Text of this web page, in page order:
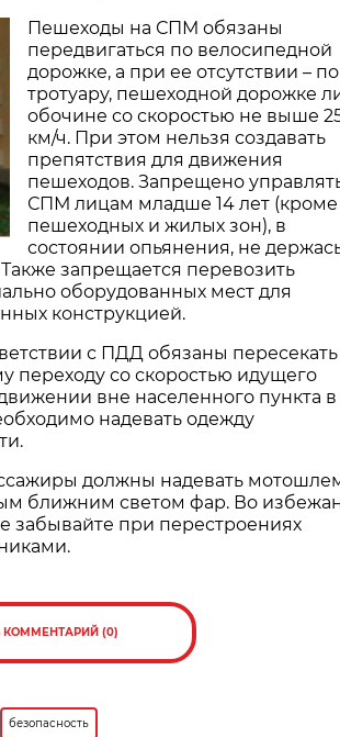
Пешеходы на СПМ обязаны
передвигаться по велосипедной
дорожке, а при ее отсутствии – по
тротуару, пешеходной дорожке
обочине со скоростью не выше
км/ч. При этом нельзя создавать
препятствия для движения
пешеходов. Запрещено
СПМ лицам младше 14 лет (кроме
пешеходных и жилых зон), в
состоянии опьянения, не
запрещается перевозить
оборудованных мест для
конструкцией.
с ПДД обязаны пересекать
переходу со скоростью идущего
вне населенного пункта в
надевать одежду
должны надевать
ближним светом фар. Во
забывайте при перестроениях
КОММЕНТАРИЙ (0)
безопасность